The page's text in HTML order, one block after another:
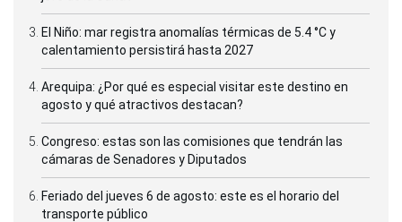
El Niño: mar registra anomalías térmicas de 5.4 °C y
calentamiento persistirá hasta 2027
Arequipa: ¿Por qué es especial visitar este destino en
agosto y qué atractivos destacan?
Congreso: estas son las comisiones que tendrán las
cámaras de Senadores y Diputados
Feriado del jueves 6 de agosto: este es el horario del
transporte público